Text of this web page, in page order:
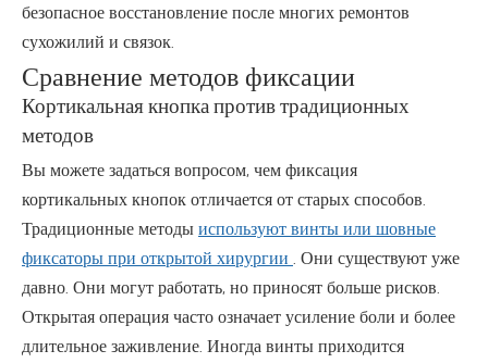
безопасное восстановление после многих ремонтов
сухожилий и связок.
Сравнение методов фиксации
Кортикальная кнопка против традиционных
методов
Вы можете задаться вопросом, чем фиксация
кортикальных кнопок отличается от старых способов.
Традиционные методы используют винты или шовные
фиксаторы при открытой хирургии
. Они существуют уже
давно. Они могут работать, но приносят больше рисков.
Открытая операция часто означает усиление боли и более
длительное заживление. Иногда винты приходится